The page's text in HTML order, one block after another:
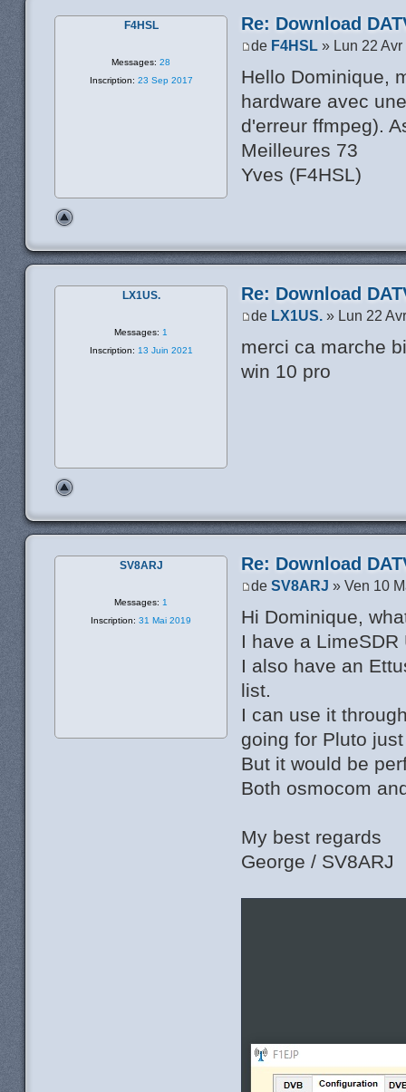
Re: Download
de F4HSL » Lun 22
Hello Dominique,
hardware avec
d'erreur ffmpeg).
Meilleures 73
Yves (F4HSL)
F4HSL
Messages: 28
Inscription: 23 Sep 2017
Re: Download
de LX1US. » Lun 22
merci ca marche
win 10 pro
LX1US.
Messages: 1
Inscription: 13 Juin 2021
Re: Download
deSV8ARJ » Ven 10
Hi Dominique,
I have a
I also have an
list.
I can use it
going for Pluto
But it would be
Both osmocom
My best regards
George / SV8ARJ
SV8ARJ
Messages: 1
Inscription: 31 Mai 2019